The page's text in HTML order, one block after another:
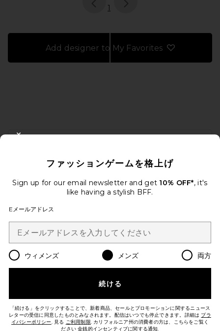
page
1
Add designer to My Favorites
FOOTER
メールを送信することにより、当社のニュースレターに登録。いつで
Email Address
Change Country Regions
ja USD
本日のお買い物に関する簡単なアンケートを実施しておりますLet's Go!
ファッションゲームを格上げ
Sign up for our email newsletter and get 10% OFF*, it's
like having a stylish BFF.
Eメールアドレス
ウィメンズ メンズ 両方
続ける
「続ける」をクリックすることで、新着商品、セールとプロモーションに関するニュース
レターの受信に同意したものとみなされます。配信はいつでも停止できます。詳細は プラ
イバシーポリシー. 見る ご利用制限. カリフォルニア州の消費者の方は、こちらをご覧く
ださい金銭的インセンティブに関する通知.